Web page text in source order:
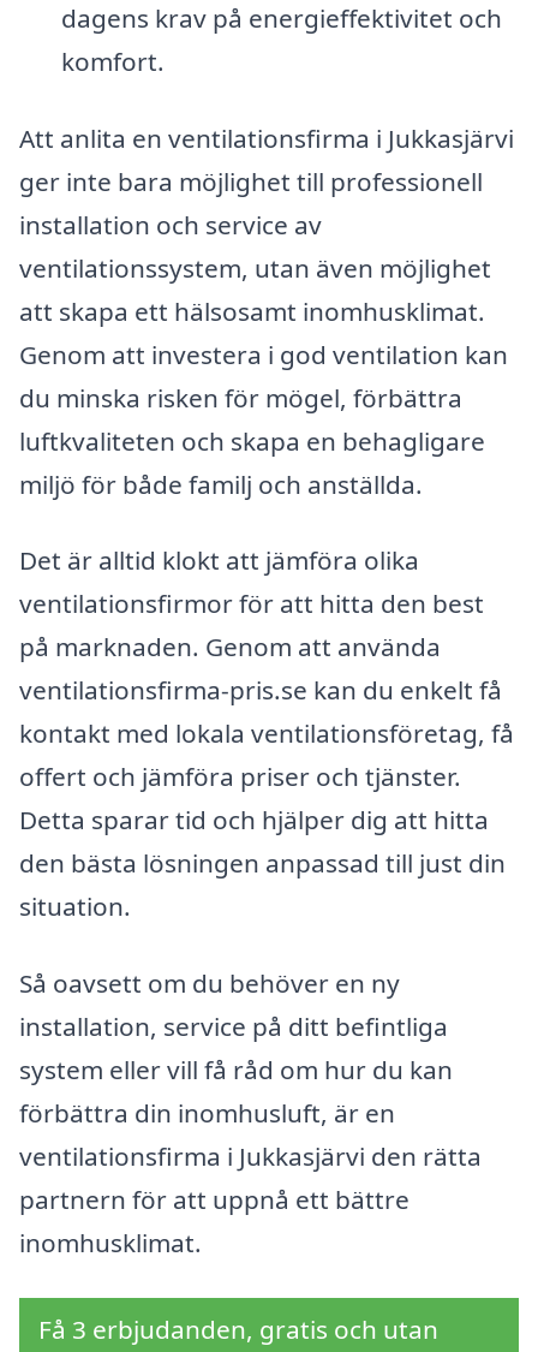
dagens krav på energieffektivitet och
komfort.
Att anlita en ventilationsfirma i Jukkasjärvi
ger inte bara möjlighet till professionell
installation och service av
ventilationssystem, utan även möjlighet
att skapa ett hälsosamt inomhusklimat.
Genom att investera i god ventilation kan
du minska risken för mögel, förbättra
luftkvaliteten och skapa en behagligare
miljö för både familj och anställda.
Det är alltid klokt att jämföra olika
ventilationsfirmor för att hitta den best
på marknaden. Genom att använda
ventilationsfirma-pris.se kan du enkelt få
kontakt med lokala ventilationsföretag, få
offert och jämföra priser och tjänster.
Detta sparar tid och hjälper dig att hitta
den bästa lösningen anpassad till just din
situation.
Så oavsett om du behöver en ny
installation, service på ditt befintliga
system eller vill få råd om hur du kan
förbättra din inomhusluft, är en
ventilationsfirma i Jukkasjärvi den rätta
partnern för att uppnå ett bättre
inomhusklimat.
Få 3 erbjudanden, gratis och utan